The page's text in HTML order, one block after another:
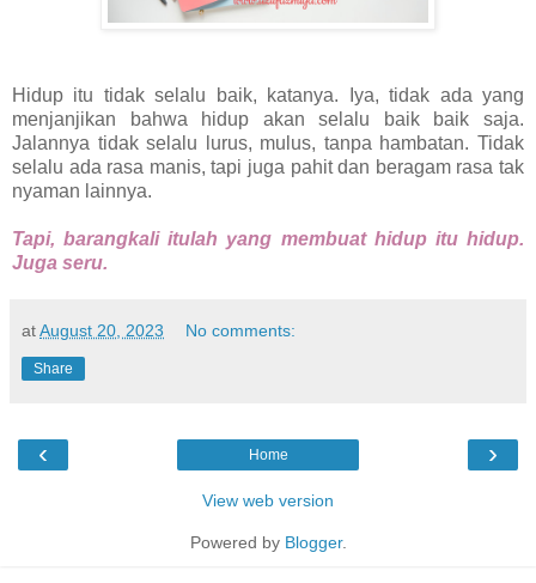
Hidup itu tidak selalu baik, katanya. Iya, tidak ada yang
menjanjikan bahwa hidup akan selalu baik baik saja.
Jalannya tidak selalu lurus, mulus, tanpa hambatan. Tidak
selalu ada rasa manis, tapi juga pahit dan beragam rasa tak
nyaman lainnya.
Tapi, barangkali itulah yang membuat hidup itu hidup.
Juga seru.
atAugust 20, 2023 No comments:
Share
‹ ›
Home
View web version
Powered by Blogger.